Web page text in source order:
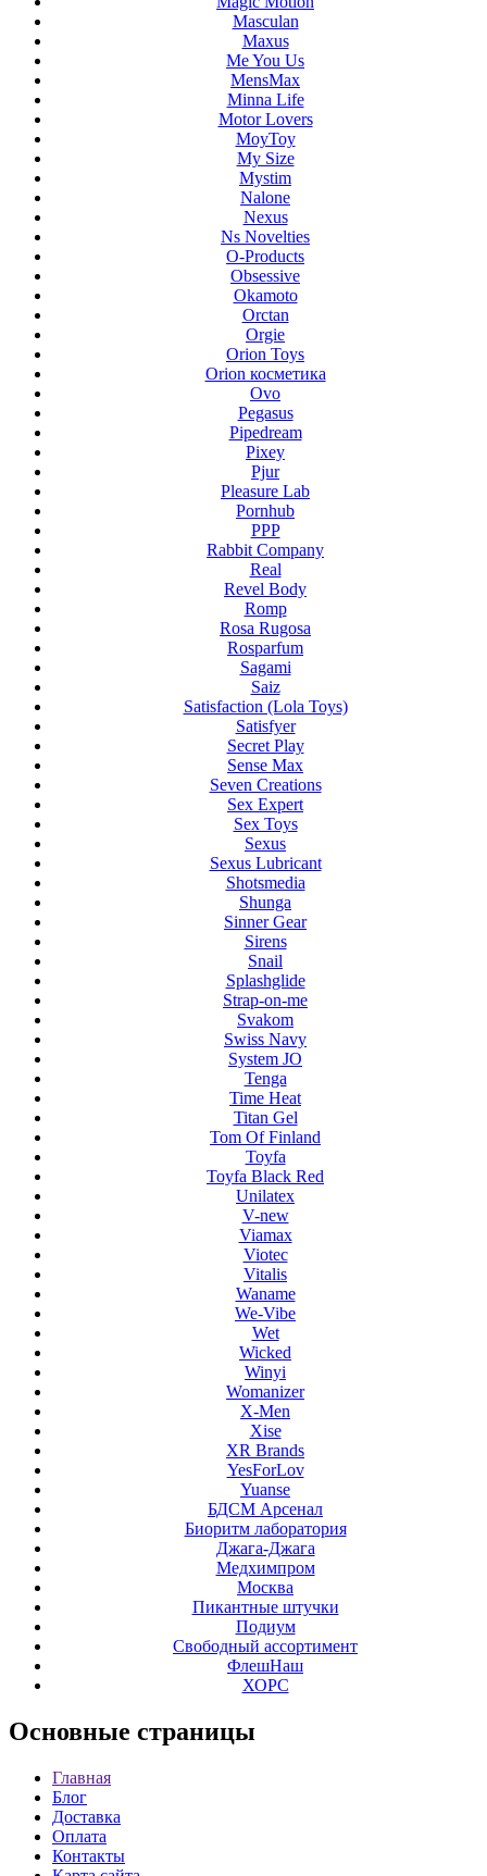
Masculan
Maxus
Me You Us
MensMax
Minna Life
Motor Lovers
MoyToy
My Size
Mystim
Nalone
Nexus
Ns Novelties
O-Products
Obsessive
Okamoto
Orctan
Orgie
Orion Toys
Orion косметика
Ovo
Pegasus
Pipedream
Pixey
Pjur
Pleasure Lab
Pornhub
PPP
Rabbit Company
Real
Revel Body
Romp
Rosa Rugosa
Rosparfum
Sagami
Saiz
Satisfaction (Lola Toys)
Satisfyer
Secret Play
Sense Max
Seven Creations
Sex Expert
Sex Toys
Sexus
Sexus Lubricant
Shotsmedia
Shunga
Sinner Gear
Sirens
Snail
Splashglide
Strap-on-me
Svakom
Swiss Navy
System JO
Tenga
Time Heat
Titan Gel
Tom Of Finland
Toyfa
Toyfa Black Red
Unilatex
V-new
Viamax
Viotec
Vitalis
Waname
We-Vibe
Wet
Wicked
Winyi
Womanizer
X-Men
Xise
XR Brands
YesForLov
Yuanse
БДСМ Арсенал
Биоритм лаборатория
Джага-Джага
Медхимпром
Москва
Пикантные штучки
Подиум
Свободный ассортимент
ФлешНаш
ХОРС
Основные страницы
Главная
Блог
Доставка
Оплата
Контакты